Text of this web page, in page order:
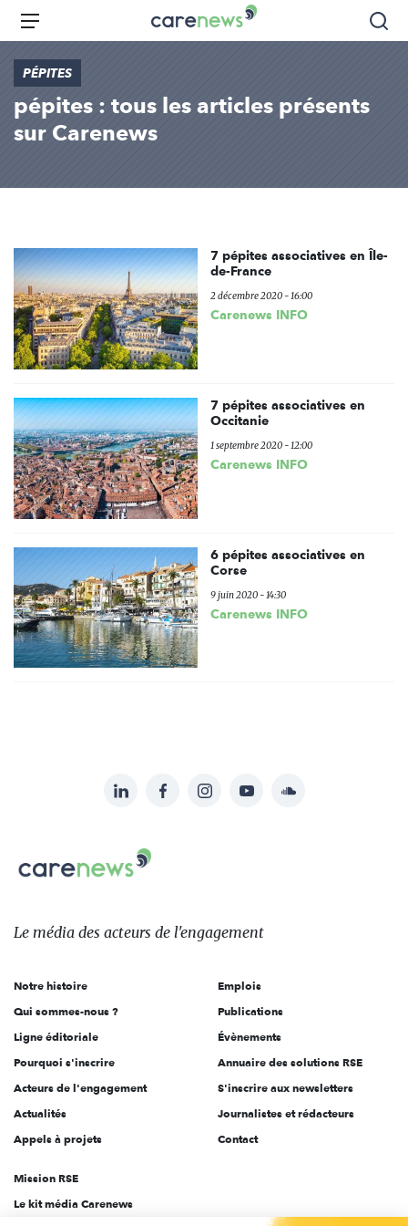
Aller
principal
Carenews,
Le
acteurs
l'engagement
Menu
PÉPITES
pépites : tous les articles présents
sur Carenews
7 pépites associatives en Île-
de-France
2 décembre 2020 - 16:00
Carenews INFO
7 pépites associatives en
Occitanie
1 septembre 2020 - 12:00
Carenews INFO
6 pépites associatives en
Corse
9 juin 2020 - 14:30
Carenews INFO
sur:
LinkedInFacebookInstagramYouTubeSoundcloud
Carenews,
Le
des
l'engagement
Le média des acteurs de l'engagement
Notre histoire
Qui sommes-nous ?
Ligne éditoriale
Pourquoi s'inscrire
Acteurs de l'engagement
Actualités
Appels à projets
Emplois
Publications
Évènements
Annuaire des solutions RSE
S'inscrire aux newsletters
Journalistes et rédacteurs
Contact
Mission RSE
Le kit média Carenews